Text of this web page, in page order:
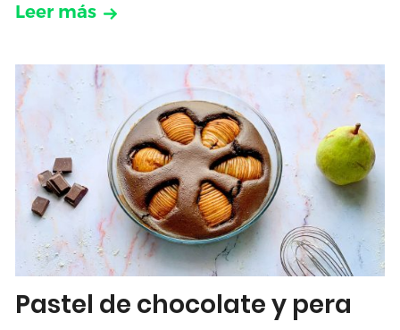
Leer más
Pastel de chocolate y pera